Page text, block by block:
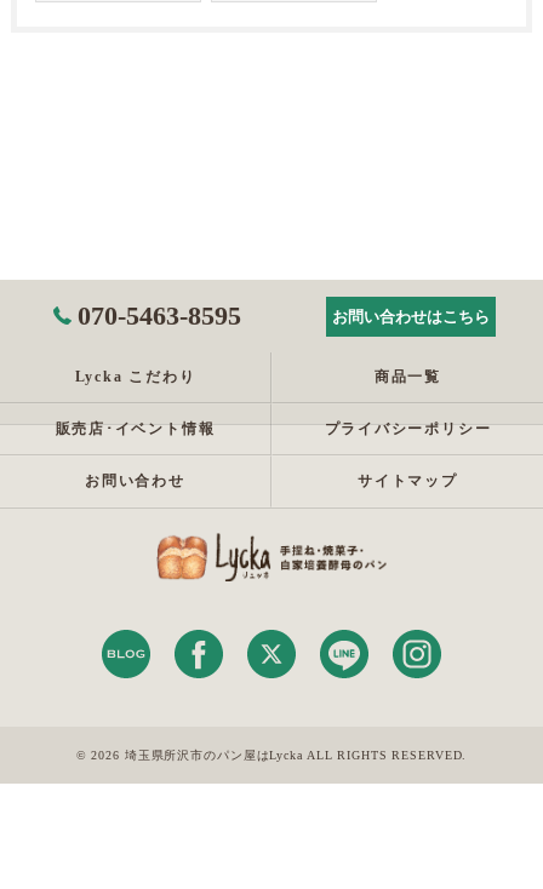
070-5463-8595 お問い合わせはこちら
Lycka こだわり 商品一覧
販売店･イベント情報 プライバシーポリシー
お問い合わせ サイトマップ
© 2026 埼玉県所沢市のパン屋はLycka ALL RIGHTS RESERVED.